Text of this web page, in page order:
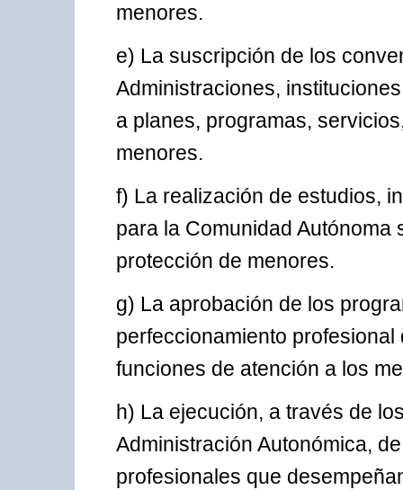
menores.
e) La suscripción de los
Administraciones,
a planes, programas,
menores.
f) La realización de estudios,
para la Comunidad
protección de menores.
g) La aprobación de los
perfeccionamiento
funciones de atención a los
h) La ejecución, a través de
Administración Autonómica,
profesionales que